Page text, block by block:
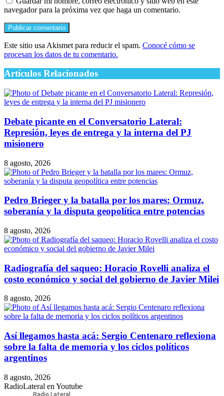
navegador para la próxima vez que haga un comentario.
Este sitio usa Akismet para reducir el spam. Conocé cómo se
procesan los datos de tu comentario.
Artículos Relacionados
Debate picante en el Conversatorio Lateral:
Represión, leyes de entrega y la interna del PJ
misionero
8 agosto, 2026
Pedro Brieger y la batalla por los mares: Ormuz,
soberanía y la disputa geopolítica entre potencias
8 agosto, 2026
Radiografía del saqueo: Horacio Rovelli analiza el
costo económico y social del gobierno de Javier Milei
8 agosto, 2026
Así llegamos hasta acá: Sergio Centenaro reflexiona
sobre la falta de memoria y los ciclos políticos
argentinos
8 agosto, 2026
RadioLateral en Youtube